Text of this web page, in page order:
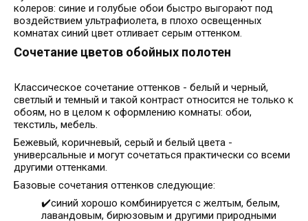
колеров: синие и голубые обои быстро выгорают под
воздействием ультрафиолета, в плохо освещенных
комнатах синий цвет отливает серым оттенком.
Сочетание цветов обойных полотен
Классическое сочетание оттенков - белый и черный,
светлый и темный и такой контраст относится не только к
обоям, но в целом к оформлению комнаты: обои,
текстиль, мебель.
Бежевый, коричневый, серый и белый цвета -
универсальные и могут сочетаться практически со всеми
другими оттенками.
Базовые сочетания оттенков следующие:
✔️синий хорошо комбинируется с желтым, белым,
лавандовым, бирюзовым и другими природными